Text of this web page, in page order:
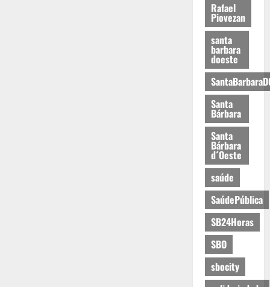
Rafael
Piovezan
santa
barbara
doeste
Santa
Bárbara
Santa
Bárbara
d´Oeste
saúde
SaúdePública
SB24Horas
SBO
sbocity